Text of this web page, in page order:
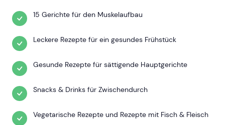
15 Gerichte für den Muskelaufbau
Leckere Rezepte für ein gesundes Frühstück
Gesunde Rezepte für sättigende Hauptgerichte
Snacks & Drinks für Zwischendurch
Vegetarische Rezepte und Rezepte mit Fisch & Fleisch